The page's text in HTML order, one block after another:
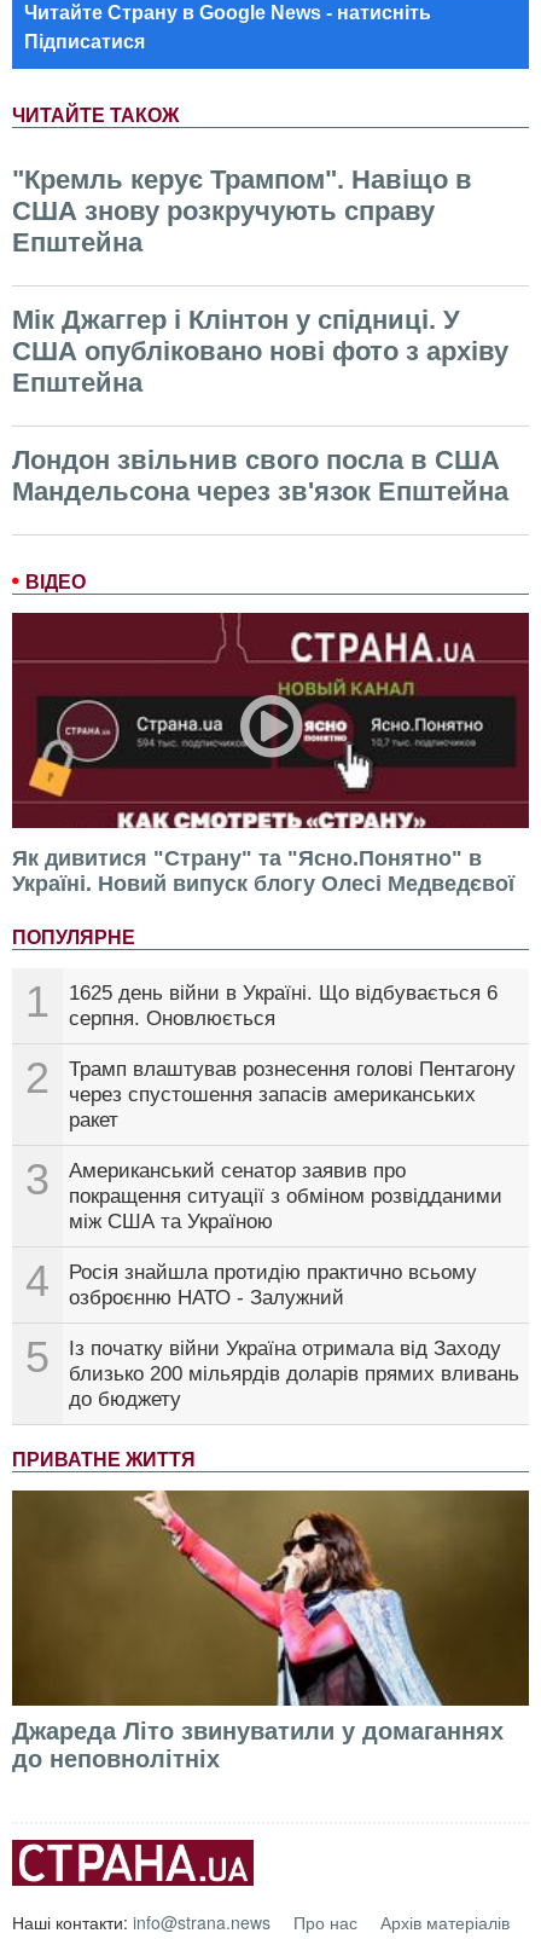
ВІДЕО
Як дивитися "Страну" та "Ясно.Понятно" в
Україні. Новий випуск блогу Олесі Медведєвої
ПОПУЛЯРНЕ
1
1625 день війни в Україні. Що відбувається 6
серпня. Оновлюється
2
Трамп влаштував рознесення голові Пентагону
через спустошення запасів американських
ракет
3
Американський сенатор заявив про
покращення ситуації з обміном розвідданими
між США та Україною
4
Росія знайшла протидію практично всьому
озброєнню НАТО - Залужний
5
Із початку війни Україна отримала від Заходу
близько 200 мільярдів доларів прямих вливань
до бюджету
ПРИВАТНЕ ЖИТТЯ
Джареда Літо звинуватили у домаганнях
до неповнолітніх
Читайте Страну в Google News - натисніть
Підписатися
ЧИТАЙТЕ ТАКОЖ
"Кремль керує Трампом". Навіщо в
США знову розкручують справу
Епштейна
Мік Джаггер і Клінтон у спідниці. У
США опубліковано нові фото з архіву
Епштейна
Лондон звільнив свого посла в США
Мандельсона через зв'язок Епштейна
Наші контакти: info@strana.news Про нас
Архів матеріалів